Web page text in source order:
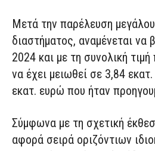
Μετά την παρέλευση
διαστήματος, αναμένεται να
2024 και με τη συνολική
να έχει μειωθεί σε 3,84
εκατ. ευρώ που ήταν
Σύμφωνα με τη σχετική
αφορά σειρά οριζόντιων